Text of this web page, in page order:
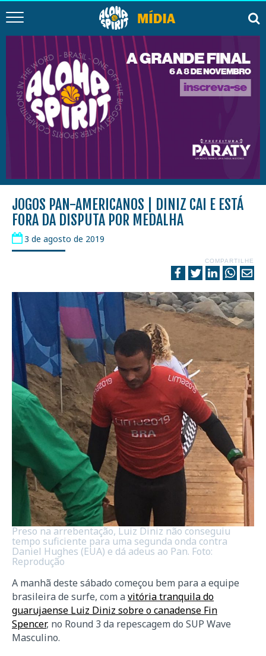
JOGOS PAN-AMERICANOS | DINIZ CAI E ESTÁ
FORA DA DISPUTA POR MEDALHA
3 de agosto de 2019
COMPARTILHE
Preso na arrebentação, Luiz Diniz não conseguiu
tempo suficiente para uma segunda onda contra
Daniel Hughes (EUA) e dá adeus ao Pan. Foto:
Reprodução
A manhã deste sábado começou bem para a equipe
brasileira de surfe, com avitória tranquila do
guarujaense Luiz Diniz sobre o canadense Fin
Spencer, no Round 3 da repescagem do SUP Wave
Masculino.